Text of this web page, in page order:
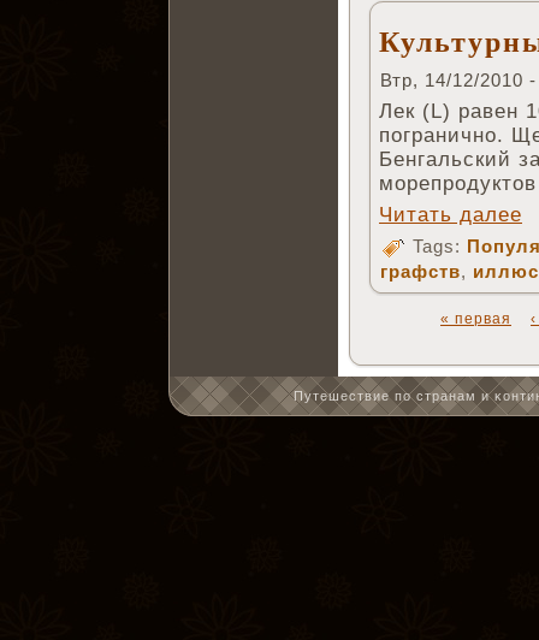
Втр, 14/12/2010
Лек (L) равен
погранично.
Бенгальский
Читать далее
Tags:
графств,
« первая
Путешествие по странам и